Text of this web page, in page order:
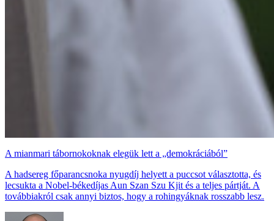
A mianmari tábornokoknak elegük lett a „demokráciából”
A hadsereg főparancsnoka nyugdíj helyett a puccsot választotta, és
lecsukta a Nobel-békedíjas Aun Szan Szu Kjit és a teljes pártját. A
továbbiakról csak annyi biztos, hogy a rohingyáknak rosszabb lesz.